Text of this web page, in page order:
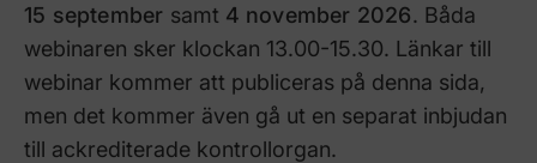
15 september samt 4 november 2026. Båda
webinaren sker klockan 13.00-15.30. Länkar till
webinar kommer att publiceras på denna sida,
men det kommer även gå ut en separat inbjudan
till ackrediterade kontrollorgan.